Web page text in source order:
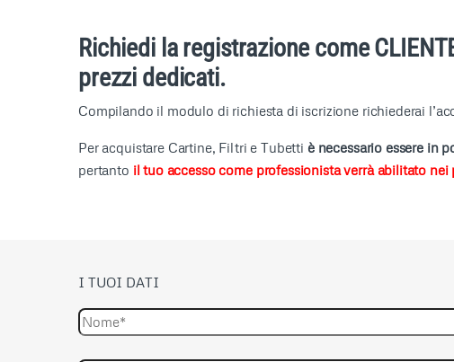
Richiedi la registrazione come
prezzi dedicati.
Compilando il modulo di richiesta di iscrizione richiederai
Per acquistare Cartine, Filtri e Tubetti è necessario essere in
pertanto il tuo accesso come professionista verrà abilitato
I TUOI DATI